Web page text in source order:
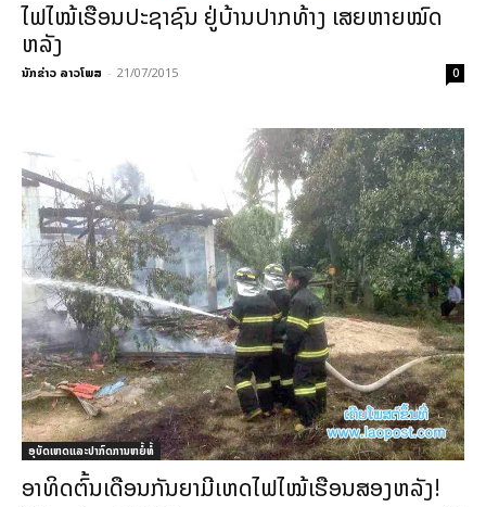
ໄຟ​ໄໝ້​ເຮືອນ​ປະຊາຊົນ ຢູ່​ບ້ານ​ປາກ​ທ້າງ ​ເສຍ​ຫາຍໝົດ​
ຫລັງ
ນັກຂ່າວ ລາວໂພສ - 21/07/2015 0
ອຸບັດເຫດແລະປາກົດການຫຍໍ້ທໍ້
ອາທິດຕົ້ນເດືອນກັນຍາມີເຫດໄຟໄໝ້ເຮືອນສອງຫລັງ!